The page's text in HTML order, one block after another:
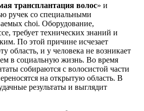
трансплантация волос» и
ручек со специальными
choi. Оборудование,
требует технических знаний и
По этой причине исчезает
область, и у человека не возникает
в социальную жизнь. Во время
собираются с волосистой части
на открытую область. В
результаты и выглядит